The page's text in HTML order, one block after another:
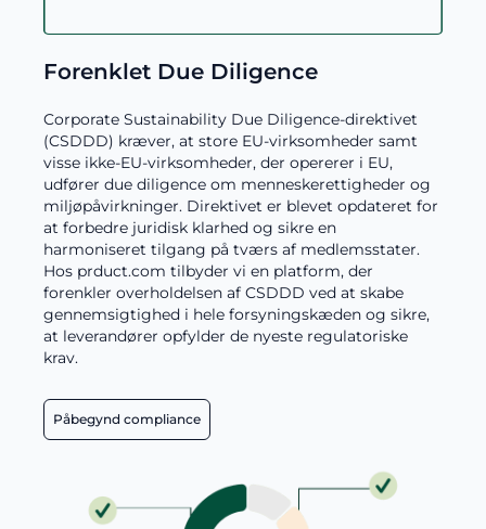
Forenklet Due Diligence
Corporate Sustainability Due Diligence-direktivet
(CSDDD) kræver, at store EU-virksomheder samt
visse ikke-EU-virksomheder, der opererer i EU,
udfører due diligence om menneskerettigheder og
miljøpåvirkninger. Direktivet er blevet opdateret for
at forbedre juridisk klarhed og sikre en
harmoniseret tilgang på tværs af medlemsstater.
Hos prduct.com tilbyder vi en platform, der
forenkler overholdelsen af CSDDD ved at skabe
gennemsigtighed i hele forsyningskæden og sikre,
at leverandører opfylder de nyeste regulatoriske
krav.
Påbegynd compliance